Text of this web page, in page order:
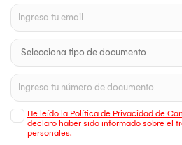
He leído la Política de Privacidad de
declaro haber sido informado sobre el
personales.